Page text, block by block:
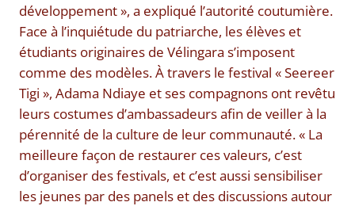
développement », a expliqué l’autorité coutumière.
Face à l’inquiétude du patriarche, les élèves et
étudiants originaires de Vélingara s’imposent
comme des modèles. À travers le festival « Seereer
Tigi », Adama Ndiaye et ses compagnons ont revêtu
leurs costumes d’ambassadeurs afin de veiller à la
pérennité de la culture de leur communauté. « La
meilleure façon de restaurer ces valeurs, c’est
d’organiser des festivals, et c’est aussi sensibiliser
les jeunes par des panels et des discussions autour